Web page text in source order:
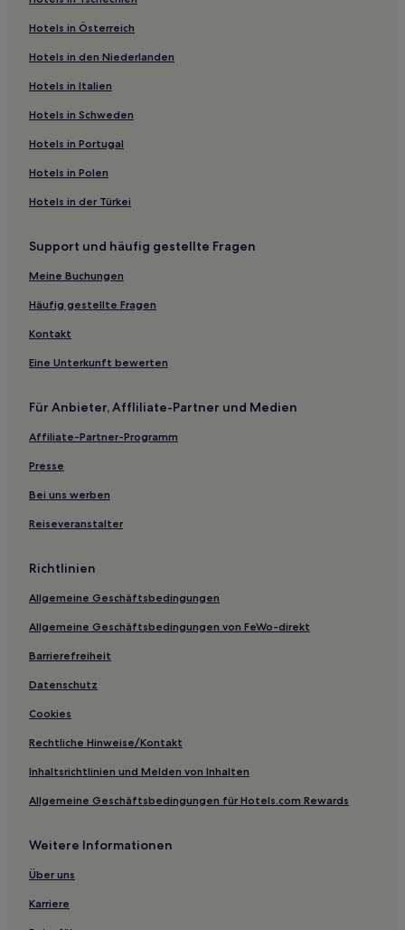
Haustierfreundliche in Dobbin-Linstow
Hotels mit Parkplatz in Wendorf
Hotels mit Küchenzeile in Landkreis Rostock
Haustierfreundliche in Plau am See
Hotels mit Küchenzeile in Sembzin
Hotels mit Parkplatz in Sembzin
Hotels mit Küchenzeile in Nordwestmecklenburg
Hotels mit Parkplatz in Nordwestmecklenburg
Hotels in Österreich
Hotels in den Niederlanden
Hotels in Italien
Hotels in Schweden
Hotels in Portugal
Hotels in Polen
Hotels in der Türkei
Support und häufig gestellte Fragen
Meine Buchungen
Häufig gestellte Fragen
Kontakt
Eine Unterkunft bewerten
Für Anbieter, Affliliate-Partner und Medien
Affiliate-Partner-Programm
Presse
Bei uns werben
Reiseveranstalter
Richtlinien
Allgemeine Geschäftsbedingungen
Allgemeine Geschäftsbedingungen von FeWo-direkt
Barrierefreiheit
Datenschutz
Cookies
Rechtliche Hinweise/Kontakt
Inhaltsrichtlinien und Melden von Inhalten
Allgemeine Geschäftsbedingungen für Hotels.com Rewards
Weitere Informationen
Über uns
Karriere